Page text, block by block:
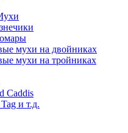
мухи на двойниках
мухи на тройниках
Caddis
и т.д.